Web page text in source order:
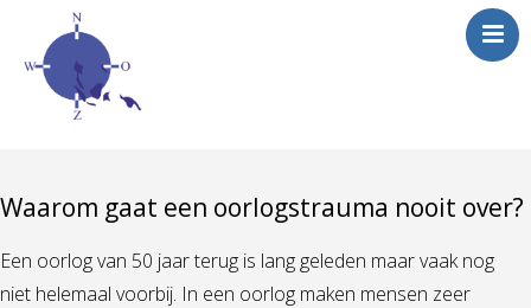
Waarom gaat een oorlogstrauma nooit over?
Een oorlog van 50 jaar terug is lang geleden maar vaak nog
niet helemaal voorbij. In een oorlog maken mensen zeer